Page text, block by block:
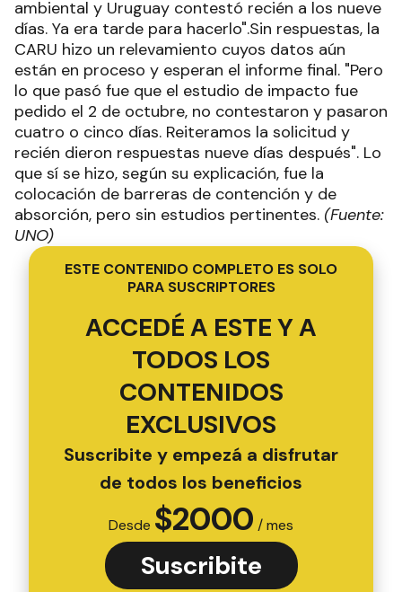
ambiental y Uruguay contestó recién a los nueve
días. Ya era tarde para hacerlo".Sin respuestas, la
CARU hizo un relevamiento cuyos datos aún
están en proceso y esperan el informe final. "Pero
lo que pasó fue que el estudio de impacto fue
pedido el 2 de octubre, no contestaron y pasaron
cuatro o cinco días. Reiteramos la solicitud y
recién dieron respuestas nueve días después". Lo
que sí se hizo, según su explicación, fue la
colocación de barreras de contención y de
absorción, pero sin estudios pertinentes. (Fuente:
UNO)
ESTE CONTENIDO COMPLETO ES SOLO
PARA SUSCRIPTORES
ACCEDÉ A ESTE Y A
TODOS LOS
CONTENIDOS
EXCLUSIVOS
Suscribite y empezá a disfrutar
de todos los beneficios
Desde $2000 / mes
Suscribite